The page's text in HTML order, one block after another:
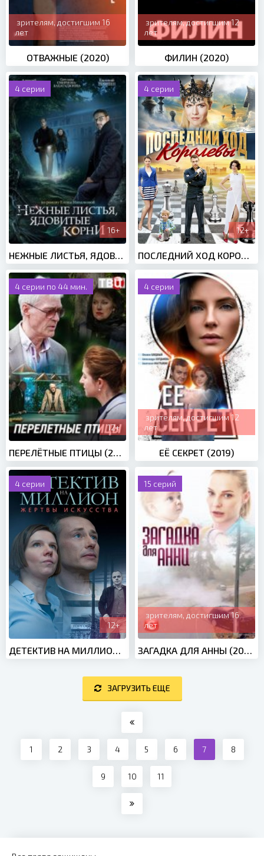
зрителям, достигшим 16
лет
ОТВАЖНЫЕ (2020)
зрителям, достигшим 12
лет
ФИЛИН (2020)
4 серии
16+
4 серии
12+
4 серии по 44 мин.
12+
ПЕРЕЛЁТНЫЕ ПТИЦЫ (2019)
4 серии
зрителям, достигшим 12
лет
ЕЁ СЕКРЕТ (2019)
4 серии
12+
ДЕТЕКТИВ НА МИЛЛИОН 2: ЖЕРТВЫ ИСКУССТВА (2021)
15 серий
зрителям, достигшим 16
лет
ЗАГАДКА ДЛЯ АННЫ (2019)
ЗАГРУЗИТЬ ЕЩЕ
1 2 3 4 5 6 7 8
9 10 11